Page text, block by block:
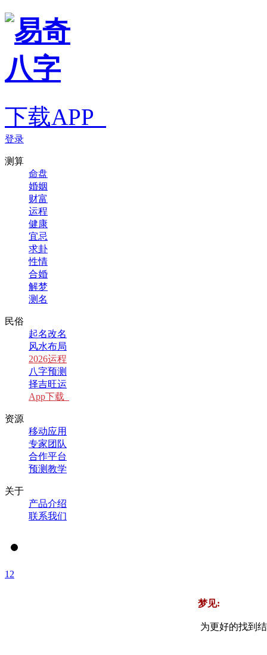
下载APP
登录
测算
命盘
婚姻
财富
运程
健康
宜忌
求卦
性情
合婚
解梦
测名
民俗
起名改名
风水布局
2026运程
八字预测
择吉旺运
App下载
资源
移动应用
专家团队
合作平台
预测教学
关于
产品介绍
联系我们
1 2
梦见:
为更好的找到